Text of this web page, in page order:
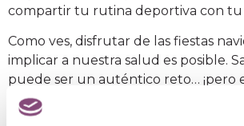
compartir tu rutina deportiva con tu
Como ves, disfrutar de las fiestas
implicar a nuestra salud es posible.
puede ser un auténtico reto… ¡pero
de que tú puedes con esto y mucho
de todo es que todos estos consejos